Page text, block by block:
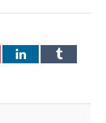
LinkedInTumblr